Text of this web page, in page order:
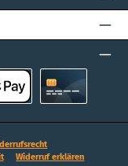
Widerruf erklären